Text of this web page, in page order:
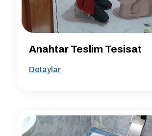
Anahtar Teslim Tesisat
Detaylar